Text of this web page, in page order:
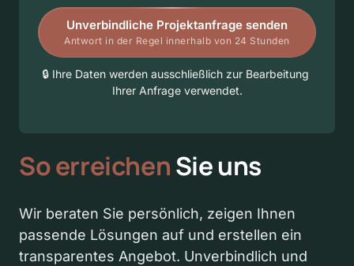
Unverbindliche Projektanfrage senden
Antwort in der Regel innerhalb von 24 Stunden
🔒 Ihre Daten werden ausschließlich zur
Ihrer Anfrage verwendet.
So erreichen Sie uns
Wir beraten Sie persönlich, zeigen Ihnen
passende Lösungen auf und erstellen ein
transparentes Angebot. Unverbindlich und